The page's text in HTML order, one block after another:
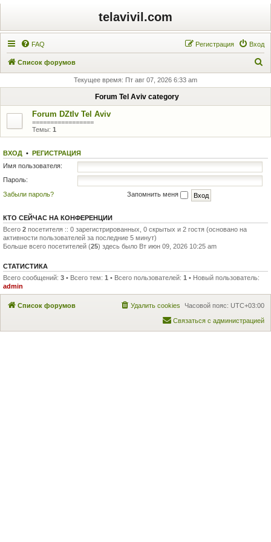
telavivil.com
FAQ Вход
Регистрация
Список форумов
с
Текущее время: Пт авг 07, 2026 6:33 am
Forum Tel Aviv category
Forum DZtlv Tel Aviv
=================
Темы: 1
ВХОД • РЕГИСТРАЦИЯ
Имя пользователя:
Пароль:
Забыли пароль?
Запомнить меня
КТО СЕЙЧАС НА КОНФЕРЕНЦИИ
Всего 2 посетителя :: 0 зарегистрированных, 0 скрытых и 2 гостя (основано на
активности пользователей за последние 5 минут)
Больше всего посетителей (25) здесь было Вт июн 09, 2026 10:25 am
СТАТИСТИКА
Всего сообщений: 3 • Всего тем: 1 • Всего пользователей: 1 • Новый пользователь:
admin
Список форумов Часовой пояс: UTC+03:00
Удалить cookies
Связаться с администрацией